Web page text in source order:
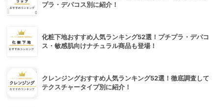
プラ・デパコス別に紹介！
化粧下地おすすめ人気ランキング52選！プチプラ・デパコ
ス・敏感肌向けナチュラル商品も登場！
クレンジングおすすめ人気ランキング52選！徹底調査して
テクスチャータイプ別に紹介！